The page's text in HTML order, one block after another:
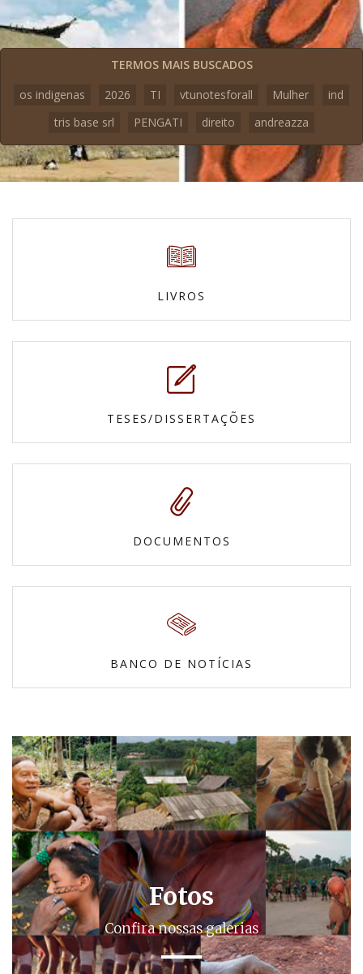
TERMOS MAIS BUSCADOS
os indigenas
2026 TI vtunotesforall Mulher
ind
tris base srl
PENGATI direito andreazza
LIVROS
TESES/DISSERTAÇÕES
DOCUMENTOS
BANCO DE NOTÍCIAS
Fotos
Confira nossas galerias